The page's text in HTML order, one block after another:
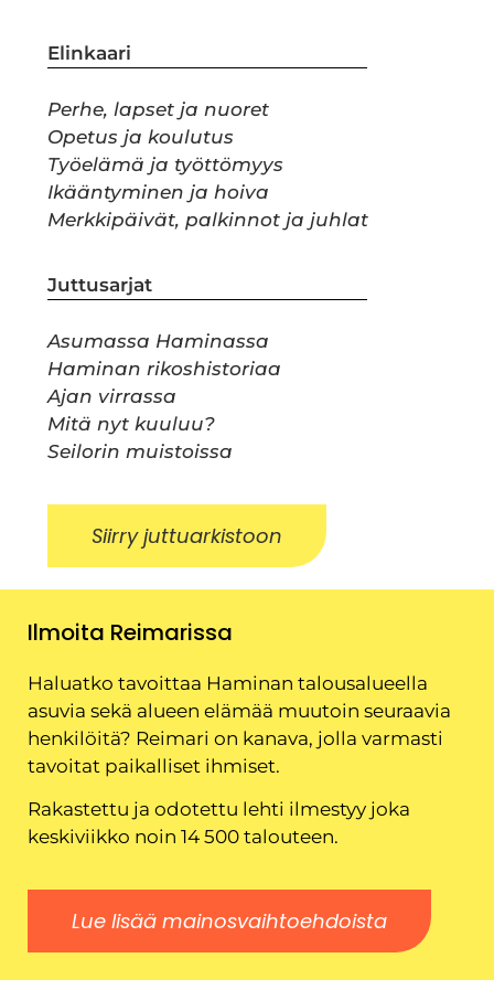
Elinkaari
Perhe, lapset ja nuoret
Opetus ja koulutus
Työelämä ja työttömyys
Ikääntyminen ja hoiva
Merkkipäivät, palkinnot ja juhlat
Juttusarjat
Asumassa Haminassa
Haminan rikoshistoriaa
Ajan virrassa
Mitä nyt kuuluu?
Seilorin muistoissa
Siirry juttuarkistoon
Ilmoita Reimarissa
Haluatko tavoittaa Haminan talousalueella
asuvia sekä alueen elämää muutoin seuraavia
henkilöitä? Reimari on kanava, jolla varmasti
tavoitat paikalliset ihmiset.
Rakastettu ja odotettu lehti ilmestyy joka
keskiviikko noin 14 500 talouteen.
Lue lisää mainosvaihtoehdoista